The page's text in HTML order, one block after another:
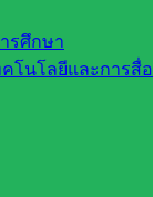
รศึกษา
โนโลยีและการสื่
เดือนและในเดือ
บข่ายงานในกำ
ยการ
บริหารงานบุคคล
าสัมพันธ์ปฏิบัติการ